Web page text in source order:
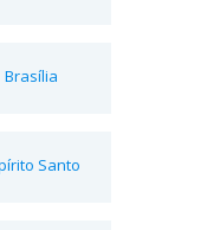
Brasília
Santo